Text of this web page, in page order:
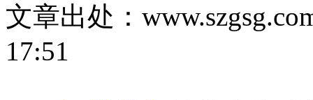
文章出处：
17:51